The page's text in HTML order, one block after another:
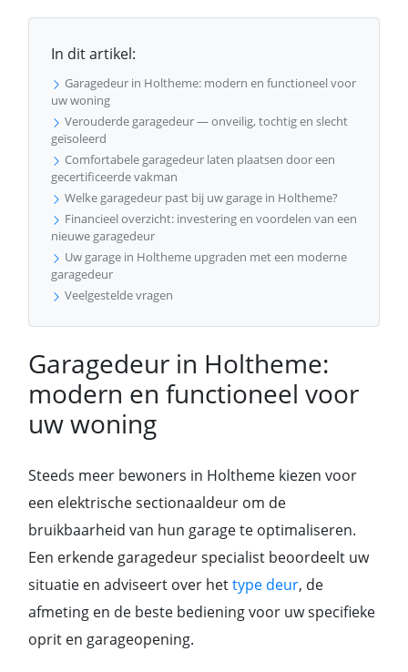
In dit artikel:
Garagedeur in Holtheme: modern en functioneel voor
uw woning
Verouderde garagedeur — onveilig, tochtig en slecht
geïsoleerd
Comfortabele garagedeur laten plaatsen door een
gecertificeerde vakman
Welke garagedeur past bij uw garage in Holtheme?
Financieel overzicht: investering en voordelen van een
nieuwe garagedeur
Uw garage in Holtheme upgraden met een moderne
garagedeur
Veelgestelde vragen
Garagedeur in Holtheme:
modern en functioneel voor
uw woning
Steeds meer bewoners in Holtheme kiezen voor
een elektrische sectionaaldeur om de
bruikbaarheid van hun garage te optimaliseren.
Een erkende garagedeur specialist beoordeelt uw
situatie en adviseert over hettype deur, de
afmeting en de beste bediening voor uw specifieke
oprit en garageopening.